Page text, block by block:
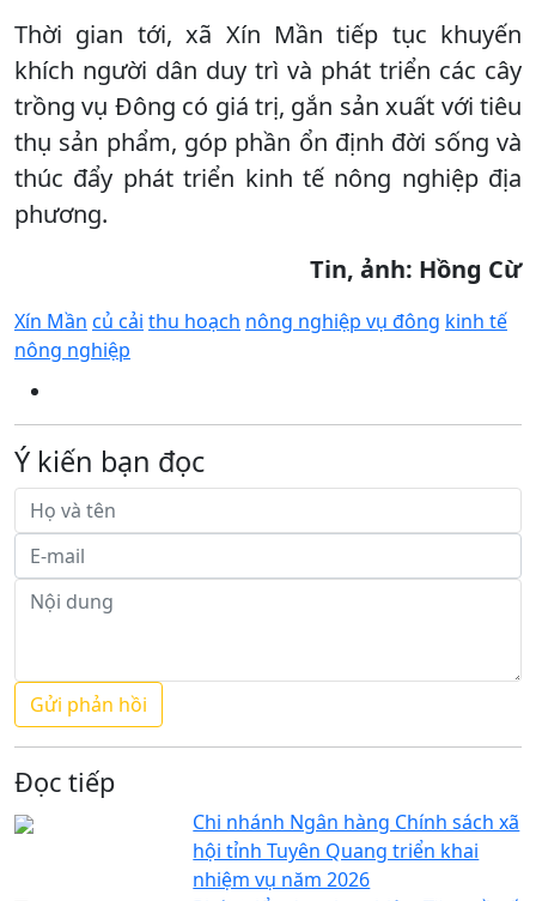
Thời gian tới, xã Xín Mần tiếp tục khuyến
khích người dân duy trì và phát triển các cây
trồng vụ Đông có giá trị, gắn sản xuất với tiêu
thụ sản phẩm, góp phần ổn định đời sống và
thúc đẩy phát triển kinh tế nông nghiệp địa
phương.
Tin, ảnh: Hồng Cừ
Xín Mần củ cải thu hoạch nông nghiệp vụ đông kinh tế
nông nghiệp
Ý kiến bạn đọc
Đọc tiếp
Chi nhánh Ngân hàng Chính sách xã
hội tỉnh Tuyên Quang triển khai
nhiệm vụ năm 2026